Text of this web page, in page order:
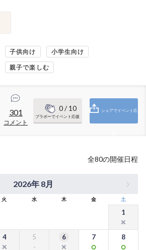
子供向け 小学生向け
親子で楽しむ
301
コメント
0/ 10
ブラボーでイベント応援
シェアでイベント応
全80の開催日程
2026年 8月
火 水 木 金 土
1
4 5 6 7 8